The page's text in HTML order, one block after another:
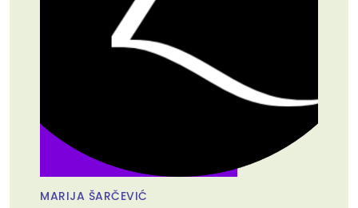
MARIJA ŠARČEVIĆ